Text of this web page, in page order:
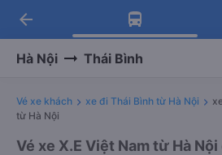
Tải app Vexere ngay!
Nhận ưu đãi thành viên
Tải app Vexere
-30k/ghế khi đặt vé máy
arrow_back
Hà Nội Thái Bình
Vé xe khách xe đi Thái Bình từ Hà Nội
từ Hà Nội
Vé xe X.E Việt Nam từ Hà